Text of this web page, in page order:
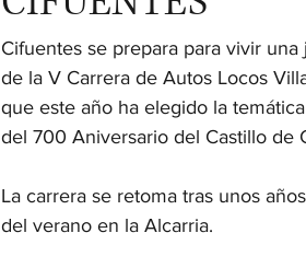
Cifuentes se prepara para vivir
de la V Carrera de Autos Locos
que este año ha elegido la
del 700 Aniversario del Castillo de
La carrera se retoma tras unos
del verano en la Alcarria.